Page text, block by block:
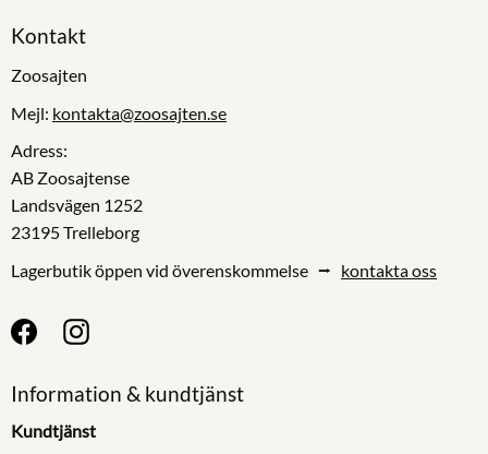
Kontakt
Zoosajten
Mejl: kontakta@zoosajten.se
Adress:
AB Zoosajtense
Landsvägen 1252
23195 Trelleborg
Lagerbutik öppen vid överenskommelse ⭢ kontakta oss
Information & kundtjänst
Kundtjänst